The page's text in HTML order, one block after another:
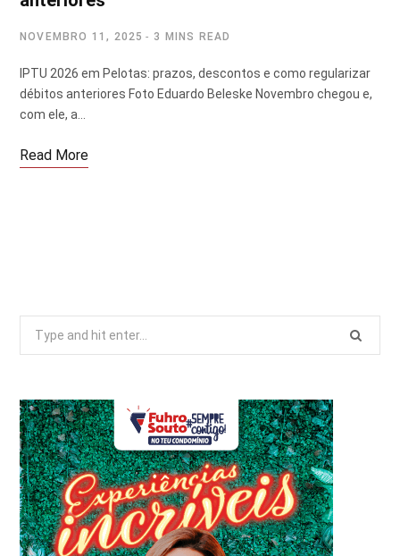
NOVEMBRO 11, 2025 3 MINS READ
IPTU 2026 em Pelotas: prazos, descontos e como regularizar
débitos anteriores Foto Eduardo Beleske Novembro chegou e,
com ele, a…
Read More
Search